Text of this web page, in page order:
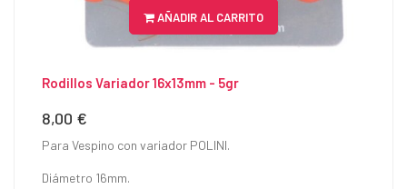
AÑADIR AL CARRITO
Rodillos Variador 16x13mm - 5gr
Precio
8,00 €
Para Vespino con variador POLINI.
Diámetro 16mm.